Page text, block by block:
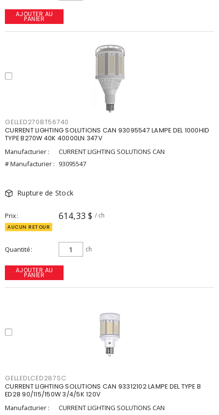
AJOUTER AU
PANIER
GELLED270BT56740
CURRENT LIGHTING SOLUTIONS CAN 93095547 LAMPE DEL 1000HID
TYPE B270W 40K 40000LN 347V
Manufacturier :
CURRENT LIGHTING SOLUTIONS CAN
# Manufacturier : 93095547
Rupture de Stock
Prix 614,33 $ / ch
AUCUN RETOUR
Quantité ch
AJOUTER AU
PANIER
GELLEDLCED287SC
CURRENT LIGHTING SOLUTIONS CAN 93312102 LAMPE DEL TYPE B
ED28 90/115/150W 3/4/5K 120V
Manufacturier :
CURRENT LIGHTING SOLUTIONS CAN